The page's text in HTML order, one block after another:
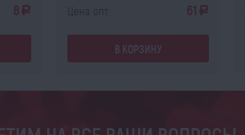
8 a Цена опт: 61 a
В КОРЗИНУ